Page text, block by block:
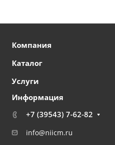
Компания
Каталог
Услуги
Информация
+7 (39543) 7-62-82
info@niicm.ru